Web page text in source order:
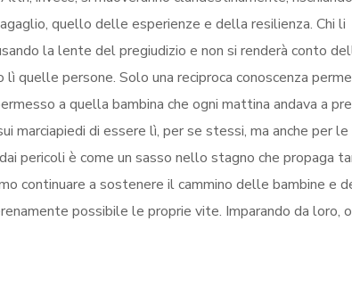
quello delle esperienze e della resilienza. Chi li
la lente del pregiudizio e non si renderà conto
quelle persone. Solo una reciproca conoscenza
a quella bambina che ogni mattina andava a
marciapiedi di essere lì, per se stessi, ma anche per le
pericoli è come un sasso nello stagno che propaga
continuare a sostenere il cammino delle bambine e
possibile le proprie vite. Imparando da loro,